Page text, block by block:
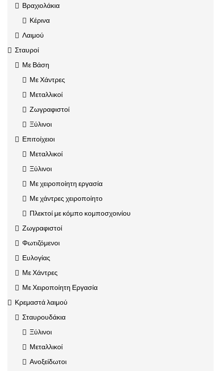
Βραχιολάκια
Κέρινα
Λαιμού
Σταυροί
Με Βάση
Με Χάντρες
Μεταλλικοί
Ζωγραφιστοί
Ξύλινοι
Επιτοίχειοι
Μεταλλικοί
Ξύλινοι
Με χειροποίητη εργασία
Με χάντρες χειροποίητο
Πλεκτοί με κόμπο κομποσχοινίου
Ζωγραφιστοί
Φωτιζόμενοι
Ευλογίας
Με Χάντρες
Με Χειροποίητη Εργασία
Κρεμαστά λαιμού
Σταυρουδάκια
Ξύλινοι
Μεταλλικοί
Ανοξείδωτοι